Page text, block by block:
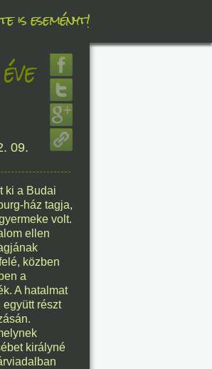
is eseményt!
09.
ki a Budai
ház tagja,
volt.
ellen
közben
a
A hatalmat
részt
királyné